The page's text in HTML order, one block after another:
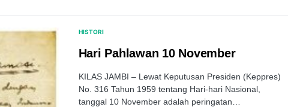
HISTORI
Hari Pahlawan 10 November
KILAS JAMBI – Lewat Keputusan Presiden (Keppres)
No. 316 Tahun 1959 tentang Hari-hari Nasional,
tanggal 10 November adalah peringatan…